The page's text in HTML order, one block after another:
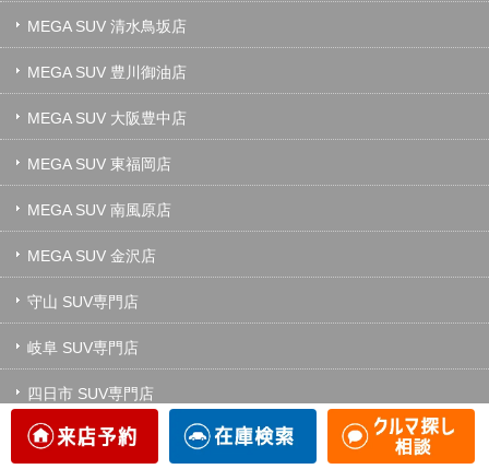
MEGA SUV 清水鳥坂店
MEGA SUV 豊川御油店
MEGA SUV 大阪豊中店
MEGA SUV 東福岡店
MEGA SUV 南風原店
MEGA SUV 金沢店
守山 SUV専門店
岐阜 SUV専門店
四日市 SUV専門店
名東 MINI専門店